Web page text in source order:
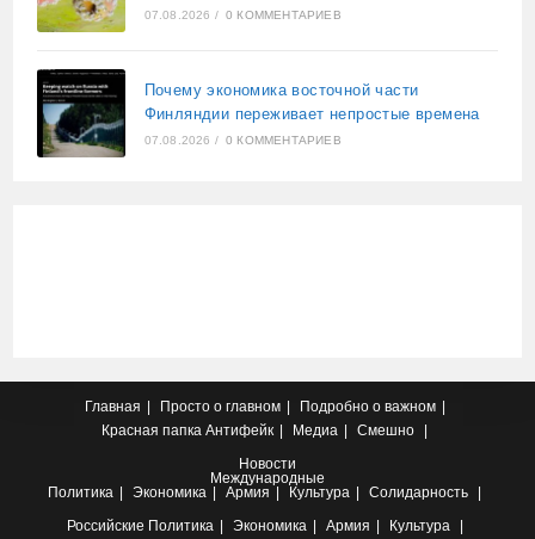
07.08.2026 / 0 КОММЕНТАРИЕВ
Почему экономика восточной части
Финляндии переживает непростые времена
07.08.2026 / 0 КОММЕНТАРИЕВ
Главная Просто о главном
Подробно о важном
Красная папка Антифейк Медиа
Смешно
Новости
Международные
Политика
Экономика Армия Культура
Солидарность
Российские Политика Экономика Армия Культура